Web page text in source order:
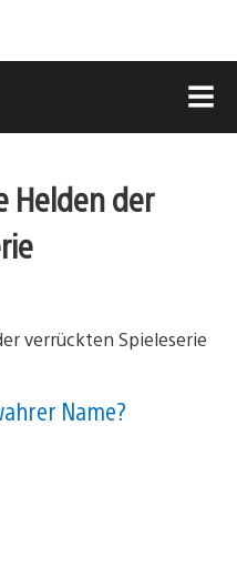
Helden der
Name?